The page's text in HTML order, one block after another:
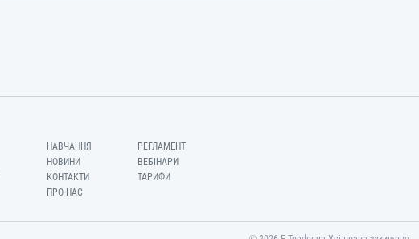
НАВЧАННЯ
НОВИНИ
КОНТАКТИ
ПРО НАС
РЕГЛАМЕНТ
ВЕБІНАРИ
ТАРИФИ